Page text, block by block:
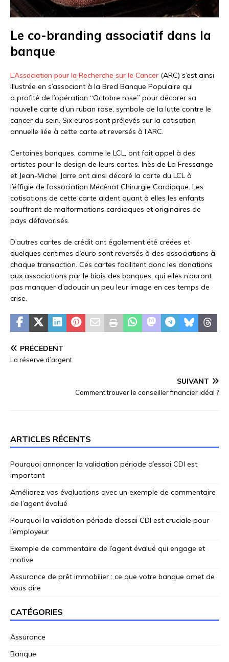
Le co-branding associatif dans la
banque
L’Association pour la Recherche sur le Cancer (ARC) s’est ainsi
illustrée en s’associant à la Bred Banque Populaire qui
a profité de l’opération “Octobre rose” pour décorer sa
nouvelle carte d’un ruban rose, symbole de la lutte contre le
cancer du sein. Six euros sont prélevés sur la cotisation
annuelle liée à cette carte et reversés à l’ARC.
Certaines banques, comme le LCL, ont fait appel à des
artistes pour le design de leurs cartes. Inès de La Fressange
et Jean-Michel Jarre ont ainsi décoré la carte du LCL à
l’éffigie de l’association Mécénat Chirurgie Cardiaque. Les
cotisations de cette carte aident quant à elles les enfants
souffrant de malformations cardiaques et originaires de
pays défavorisés.
D’autres cartes de crédit ont également été créées et
quelques centimes d’euro sont reversés à des associations à
chaque transaction. Ces cartes facilitent donc les donations
aux associations par le biais des banques, qui elles n’auront
pas manquer d’adoucir un peu leur image en ces temps de
crise.
PRÉCÉDENT
La réserve d’argent
SUIVANT
Comment trouver le conseiller financier idéal ?
ARTICLES RÉCENTS
Pourquoi annoncer la validation période d’essai CDI est
important
Améliorez vos évaluations avec un exemple de commentaire
de l’agent évalué
Pourquoi la validation période d’essai CDI est cruciale pour
l’employeur
Exemple de commentaire de l’agent évalué qui engage et
motive
Assurance de prêt immobilier : ce que votre banque omet de
vous dire
CATÉGORIES
Assurance
Banque